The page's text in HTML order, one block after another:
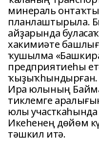
минераль
планлаштырыла.
айҙарында
хакимиәте
ҡушылма
предприятиеһы
ҡыҙыҡһындырған.
Ира юлының
тиклемге
юлы
Икеһенең дөйөм
тәшкил итә.